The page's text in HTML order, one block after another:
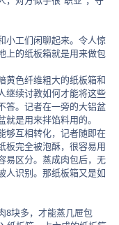
工们闲聊起来。令人惊
上的纸板箱就是用来做包
色纤维粗大的纸板箱和
继续讨教如何才能将这些
答。记者在一旁的大铝盆
是用来拌馅料用的。
互相转化，记者随即在
板完全被泡酥，很容易用
易区分。蒸成肉包后，无
人识别。那纸板箱又是如
块多，才能蒸几屉包